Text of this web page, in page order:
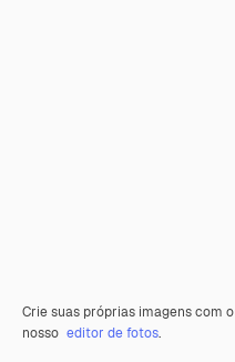
Crie suas próprias imagens com o
nosso editor de fotos.